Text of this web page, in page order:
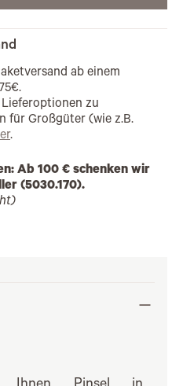
ab einem
zu
für Großgüter (wie z.B.
.
Ab 100 € schenken wir
(5030.170).